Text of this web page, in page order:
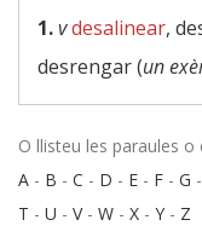
1.vdesalinear,
desrengar (un
O llisteu les paraules
A - B - C - D - E - F - G -
T - U - V- W - X - Y - Z